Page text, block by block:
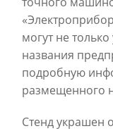
могут не
названия
подробную
размещенного
Стенд украшен